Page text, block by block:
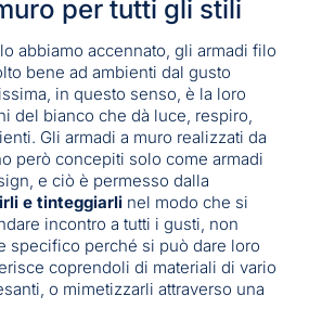
per tutti gli stili
abbiamo accennato, gli armadi filo
bene ad ambienti dal gusto
in questo senso, è la loro
del bianco che dà luce, respiro,
Gli armadi a muro realizzati da
però concepiti solo come armadi
e ciò è permesso dalla
e tinteggiarli nel modo che si
incontro a tutti i gusti, non
specifico perché si può dare loro
coprendoli di materiali di vario
o mimetizzarli attraverso una